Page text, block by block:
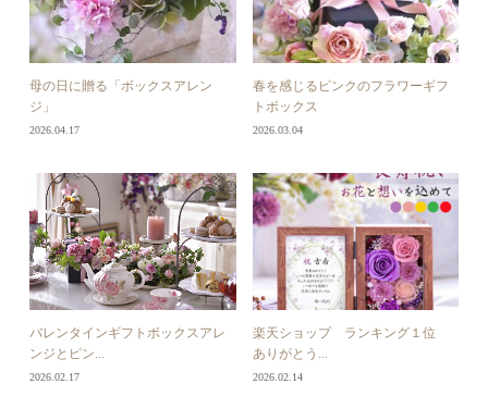
母の日に贈る「ボックスアレン
ジ」
2026.04.17
春を感じるピンクのフラワーギフ
トボックス
2026.03.04
バレンタインギフトボックスアレ
ンジとピン...
2026.02.17
楽天ショップ ランキング１位
ありがとう...
2026.02.14